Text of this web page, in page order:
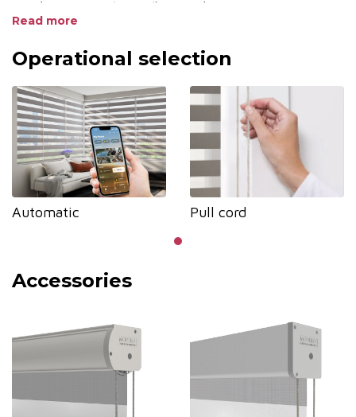
• Chống tia UV, bảo vệ đồ nội thất
• Màu nhôm đa dạng phù hợp với màu vải
kế
Read more
Operational selection
Automatic Pull cord
Accessories